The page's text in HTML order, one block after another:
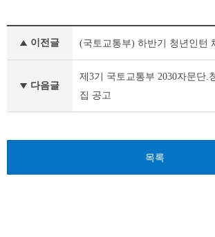
사
글
음
이전글 (국토교통부) 하반기 청년인턴
다음글
제3기 국토교통부 2030자문단.
집 공고
목록